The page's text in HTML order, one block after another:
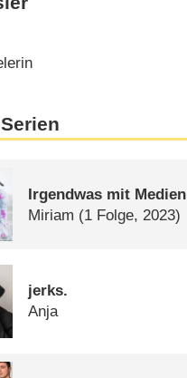
Irgendwas mit Medien
Miriam (1 Folge, 2023)
jerks.
Anja